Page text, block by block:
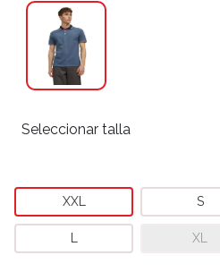
Seleccionar talla
XXL S
L XL